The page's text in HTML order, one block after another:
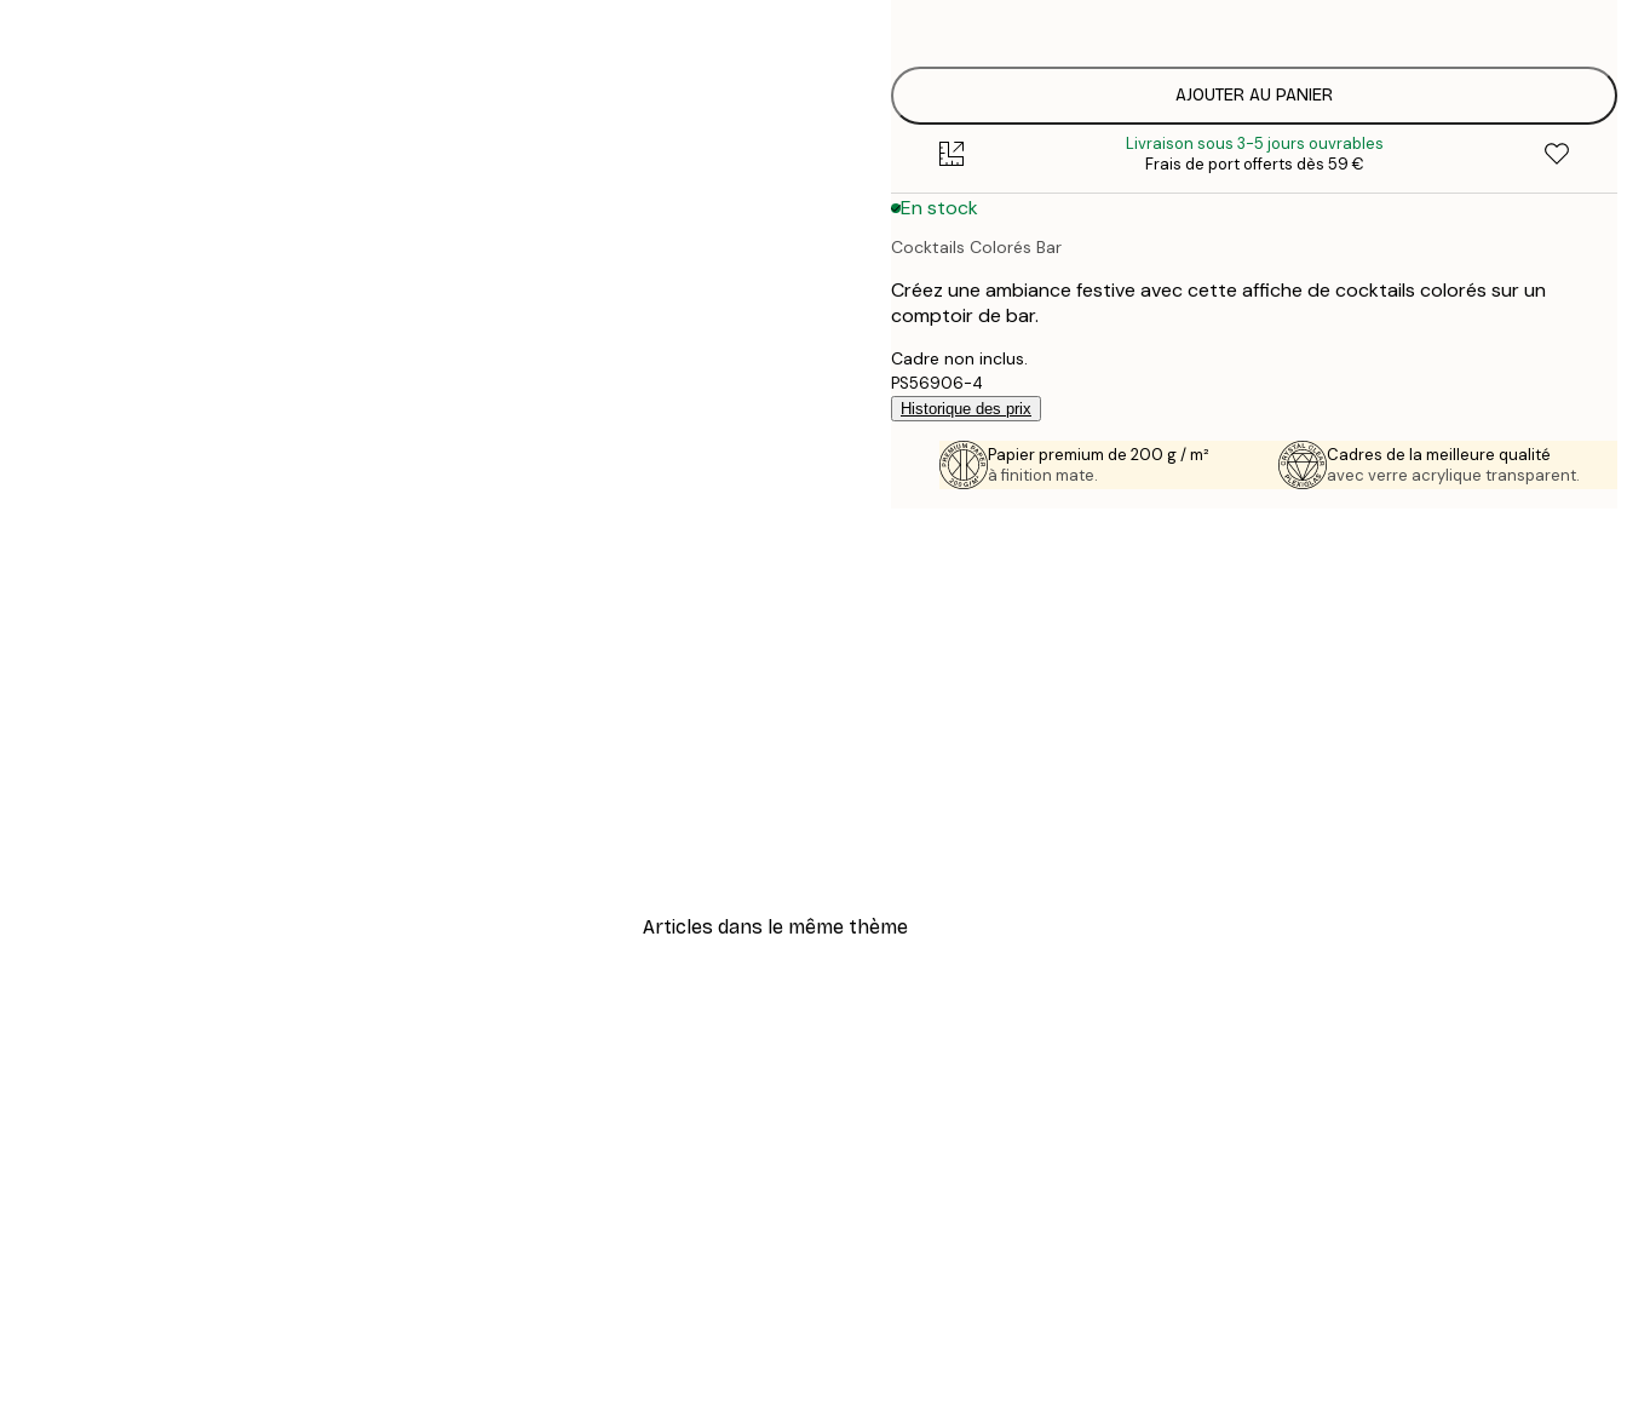
50x70 cm
70x100 cm
AJOUTER AU PANIER
Livraison sous 3-5 jours ouvrables
Frais de port offerts dès 59 €
En stock
Cocktails Colorés Bar
Créez une ambiance festive avec cette affiche de cocktails colorés sur un
comptoir de bar.
Cadre non inclus.
PS56906-4
Historique des prix
Papier premium de 200 g / m²
à finition mate.
Cadres de la meilleure qualité
avec verre acrylique transparent.
Articles dans le même thème